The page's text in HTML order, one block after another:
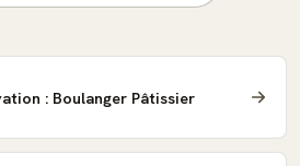
: Boulanger Pâtissier